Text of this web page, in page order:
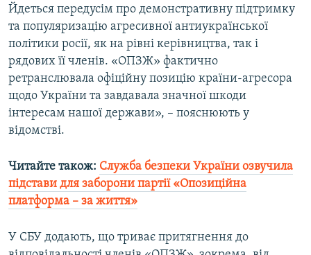
Йдеться передусім про демонстративну підтримку
та популяризацію агресивної антиукраїнської
політики росії, як на рівні керівництва, так і
рядових її членів. «ОПЗЖ» фактично
ретранслювала офіційну позицію країни-агресора
щодо України та завдавала значної шкоди
інтересам нашої держави», – пояснюють у
відомстві.
Читайте також: Служба безпеки України озвучила
підстави для заборони партії «Опозиційна
платформа – за життя»
У СБУ додають, що триває притягнення до